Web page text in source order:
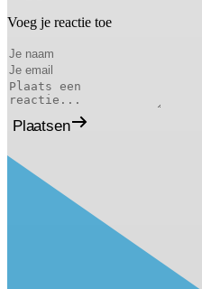
Voeg je reactie toe
Plaatsen